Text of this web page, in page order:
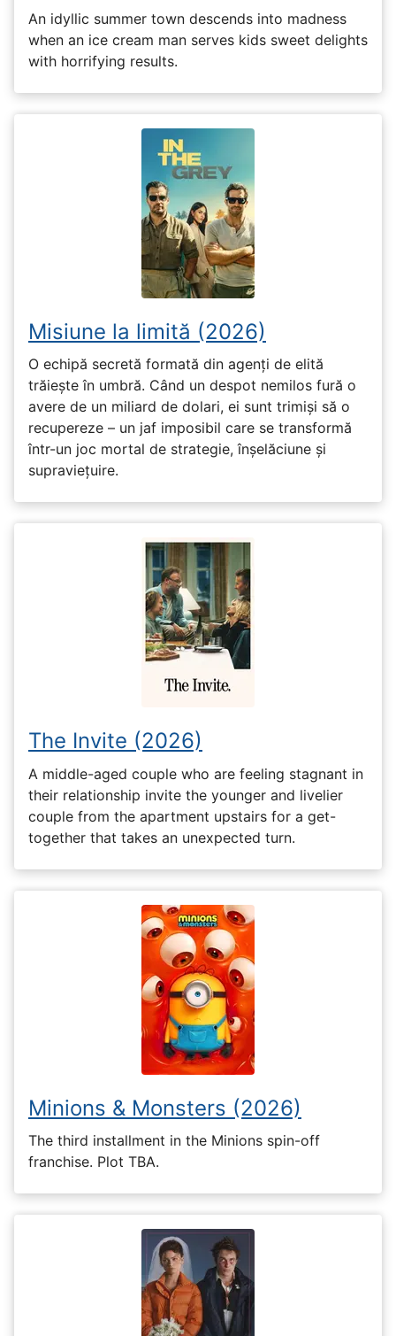
An idyllic summer town descends into madness
when an ice cream man serves kids sweet delights
with horrifying results.
Misiune la limită (2026)
O echipă secretă formată din agenți de elită
trăiește în umbră. Când un despot nemilos fură o
avere de un miliard de dolari, ei sunt trimiși să o
recupereze – un jaf imposibil care se transformă
într-un joc mortal de strategie, înșelăciune și
supraviețuire.
The Invite (2026)
A middle-aged couple who are feeling stagnant in
their relationship invite the younger and livelier
couple from the apartment upstairs for a get-
together that takes an unexpected turn.
Minions & Monsters (2026)
The third installment in the Minions spin-off
franchise. Plot TBA.